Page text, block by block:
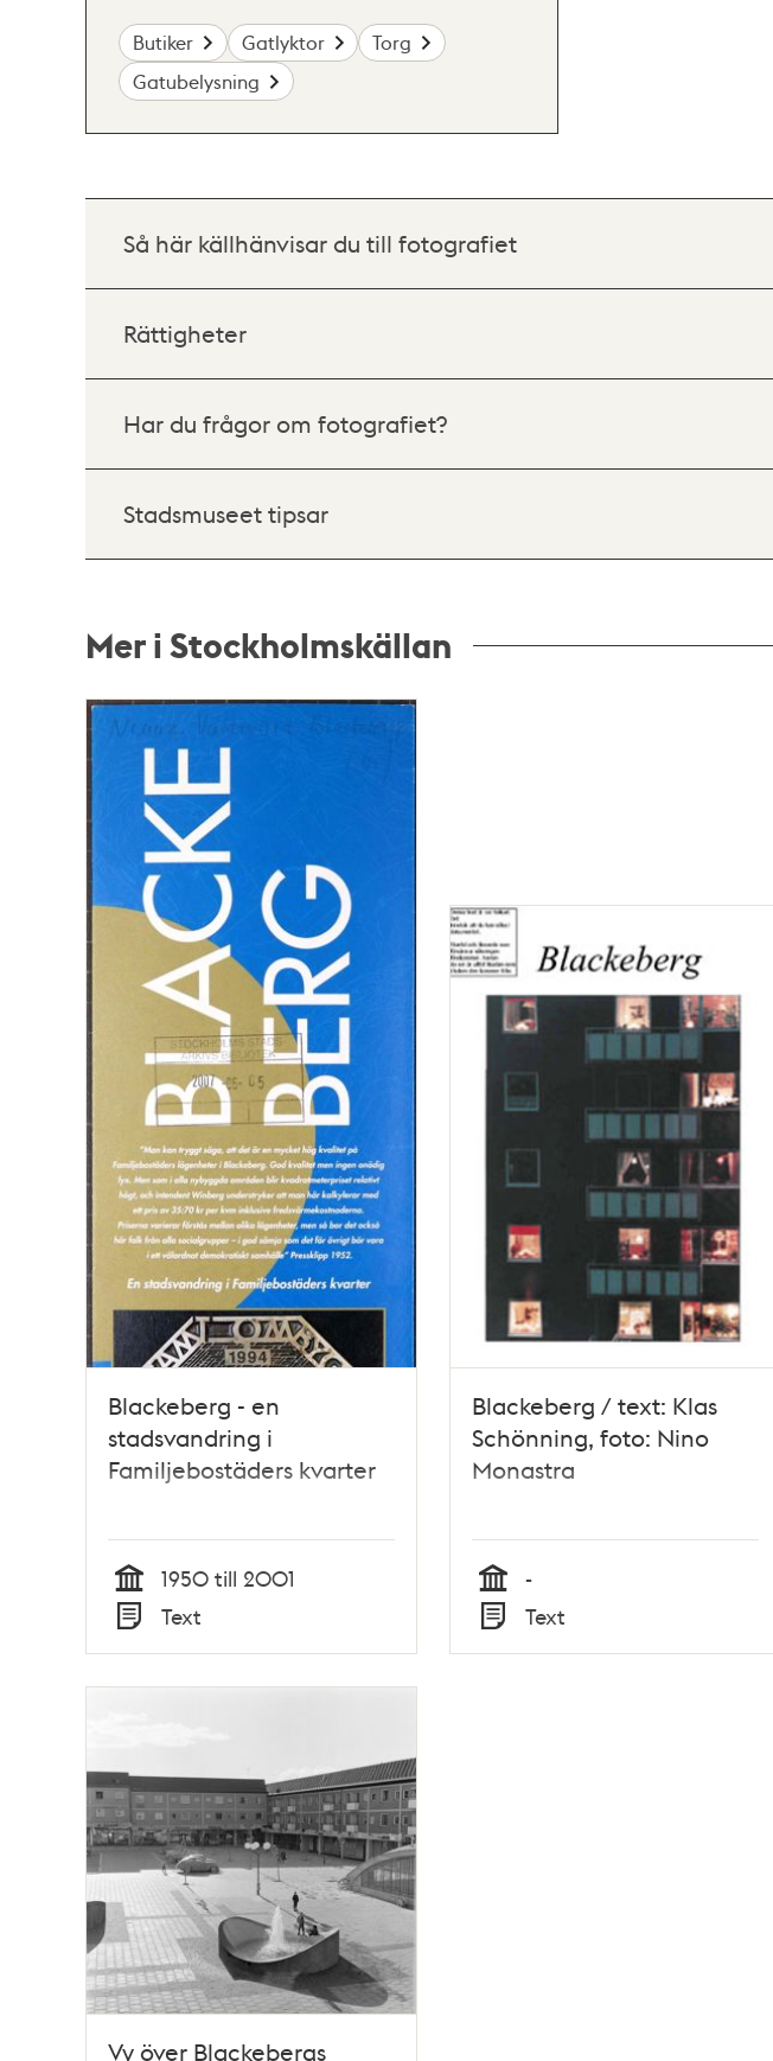
Butiker Gatlyktor
Torg
Gatubelysning
Så här källhänvisar du till fotografiet
Rättigheter
Har du frågor om fotografiet?
Stadsmuseet tipsar
Mer i Stockholmskällan
Relaterade
Blackeberg - en
stadsvandring i
Familjebostäders kvarter
Tid
1950 till 2001
Typ
Text
Blackeberg / text: Klas
Schönning, foto: Nino
Monastra
Tid
-
Typ
Text
Vy över Blackebergs